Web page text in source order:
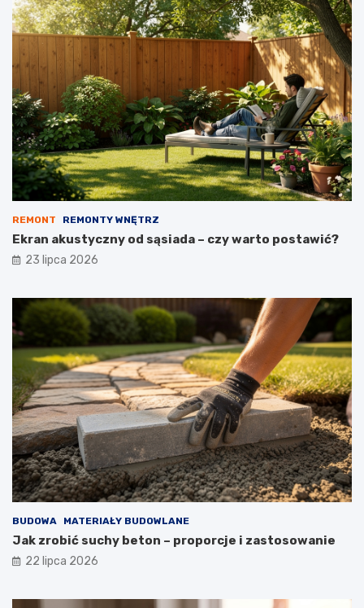
REMONT REMONTY WNĘTRZ
Ekran akustyczny od sąsiada – czy warto postawić?
23 lipca 2026
BUDOWA MATERIAŁY BUDOWLANE
Jak zrobić suchy beton – proporcje i zastosowanie
22 lipca 2026